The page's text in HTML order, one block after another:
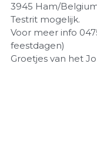
3945 Ham/
Testrit mogelijk.
Voor meer info
feestdagen)
Groetjes van het